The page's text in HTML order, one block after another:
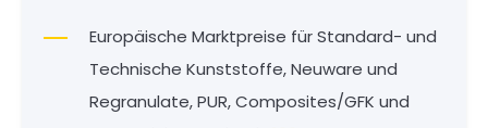
Europäische Marktpreise für Standard- und
Technische Kunststoffe, Neuware und
Regranulate, PUR, Composites/GFK und